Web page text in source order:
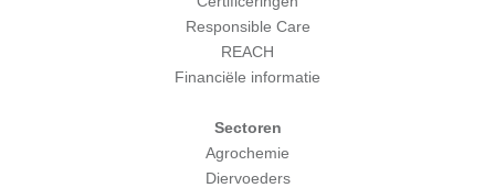
Responsible Care
REACH
Financiële informatie
Sectoren
Agrochemie
Diervoeders